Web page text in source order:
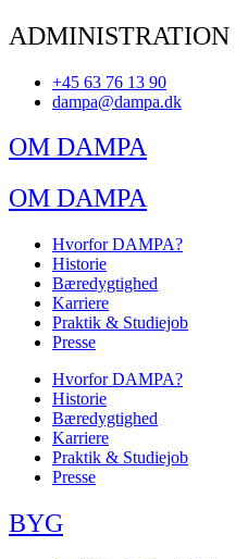
ADMINISTRATION
+45 63 76 13 90
dampa@dampa.dk
OM DAMPA
OM DAMPA
Hvorfor DAMPA?
Historie
Bæredygtighed
Karriere
Praktik & Studiejob
Presse
Hvorfor DAMPA?
Historie
Bæredygtighed
Karriere
Praktik & Studiejob
Presse
BYG